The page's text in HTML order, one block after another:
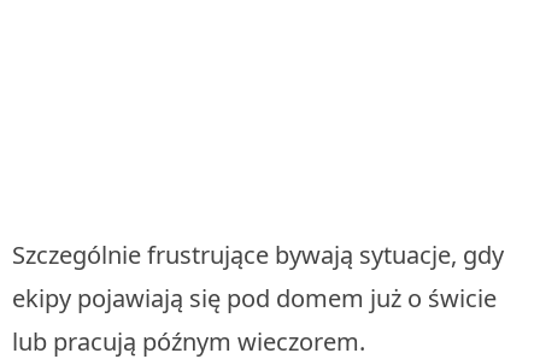
Szczególnie frustrujące bywają sytuacje, gdy
ekipy pojawiają się pod domem już o świcie
lub pracują późnym wieczorem.